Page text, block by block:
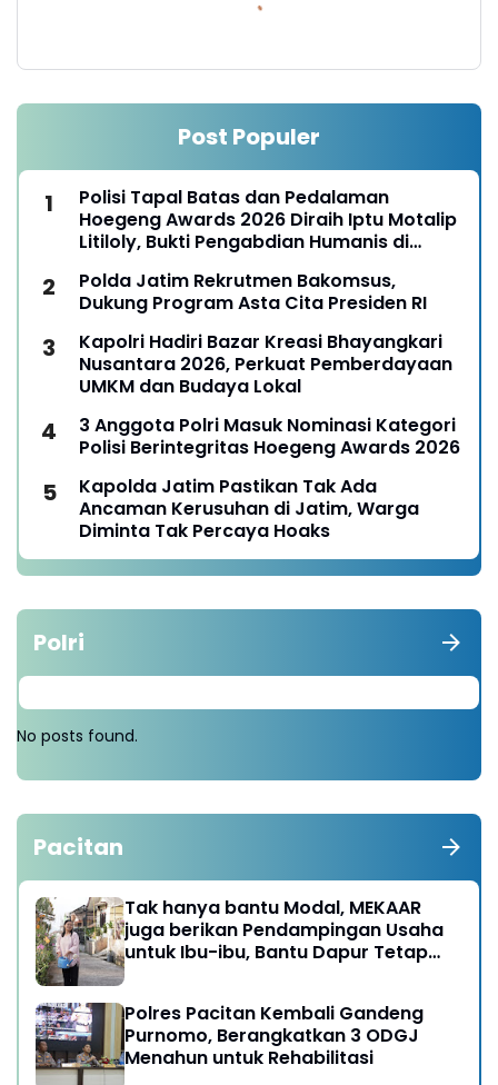
Post Populer
Polisi Tapal Batas dan Pedalaman
Hoegeng Awards 2026 Diraih Iptu Motalip
Litiloly, Bukti Pengabdian Humanis di
Polda Jatim Rekrutmen Bakomsus,
Dukung Program Asta Cita Presiden RI
Kapolri Hadiri Bazar Kreasi Bhayangkari
Nusantara 2026, Perkuat Pemberdayaan
UMKM dan Budaya Lokal
3 Anggota Polri Masuk Nominasi Kategori
Polisi Berintegritas Hoegeng Awards 2026
Kapolda Jatim Pastikan Tak Ada
Ancaman Kerusuhan di Jatim, Warga
Diminta Tak Percaya Hoaks
Polri
No posts found.
Pacitan
Tak hanya bantu Modal, MEKAAR
juga berikan Pendampingan Usaha
untuk Ibu-ibu, Bantu Dapur Tetap
Polres Pacitan Kembali Gandeng
Purnomo, Berangkatkan 3 ODGJ
Menahun untuk Rehabilitasi